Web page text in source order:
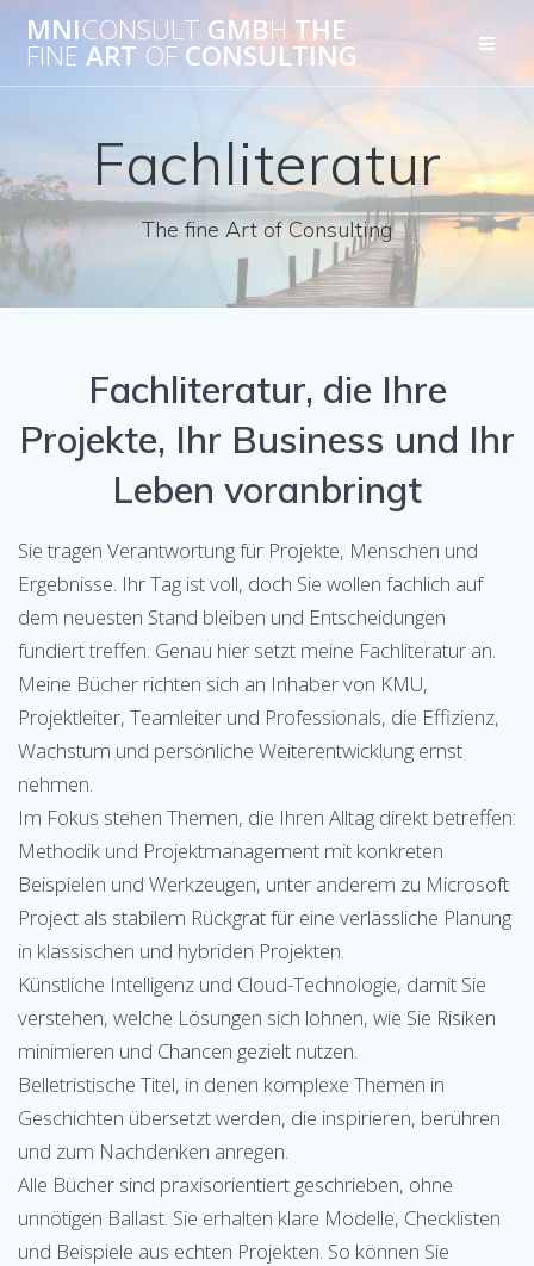
to
content
MNICONSULT GMBHTHE
FINE ART OF CONSULTING
Fachliteratur
The fine Art of Consulting
Fachliteratur, die Ihre
Projekte, Ihr Business und Ihr
Leben voranbringt
Sie tragen Verantwortung für Projekte, Menschen und
Ergebnisse. Ihr Tag ist voll, doch Sie wollen fachlich auf
dem neuesten Stand bleiben und Entscheidungen
fundiert treffen. Genau hier setzt meine Fachliteratur an.
Meine Bücher richten sich an Inhaber von KMU,
Projektleiter, Teamleiter und Professionals, die Effizienz,
Wachstum und persönliche Weiterentwicklung ernst
nehmen.
Im Fokus stehen Themen, die Ihren Alltag direkt betreffen:
Methodik und Projektmanagement mit konkreten
Beispielen und Werkzeugen, unter anderem zu Microsoft
Project als stabilem Rückgrat für eine verlässliche Planung
in klassischen und hybriden Projekten.
Künstliche Intelligenz und Cloud-Technologie, damit Sie
verstehen, welche Lösungen sich lohnen, wie Sie Risiken
minimieren und Chancen gezielt nutzen.
Belletristische Titel, in denen komplexe Themen in
Geschichten übersetzt werden, die inspirieren, berühren
und zum Nachdenken anregen.
Alle Bücher sind praxisorientiert geschrieben, ohne
unnötigen Ballast. Sie erhalten klare Modelle, Checklisten
und Beispiele aus echten Projekten. So können Sie